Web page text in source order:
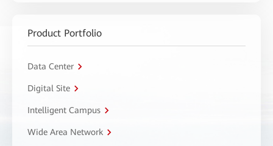
Product Portfolio
Data Center
Digital Site
Intelligent Campus
Wide Area Network